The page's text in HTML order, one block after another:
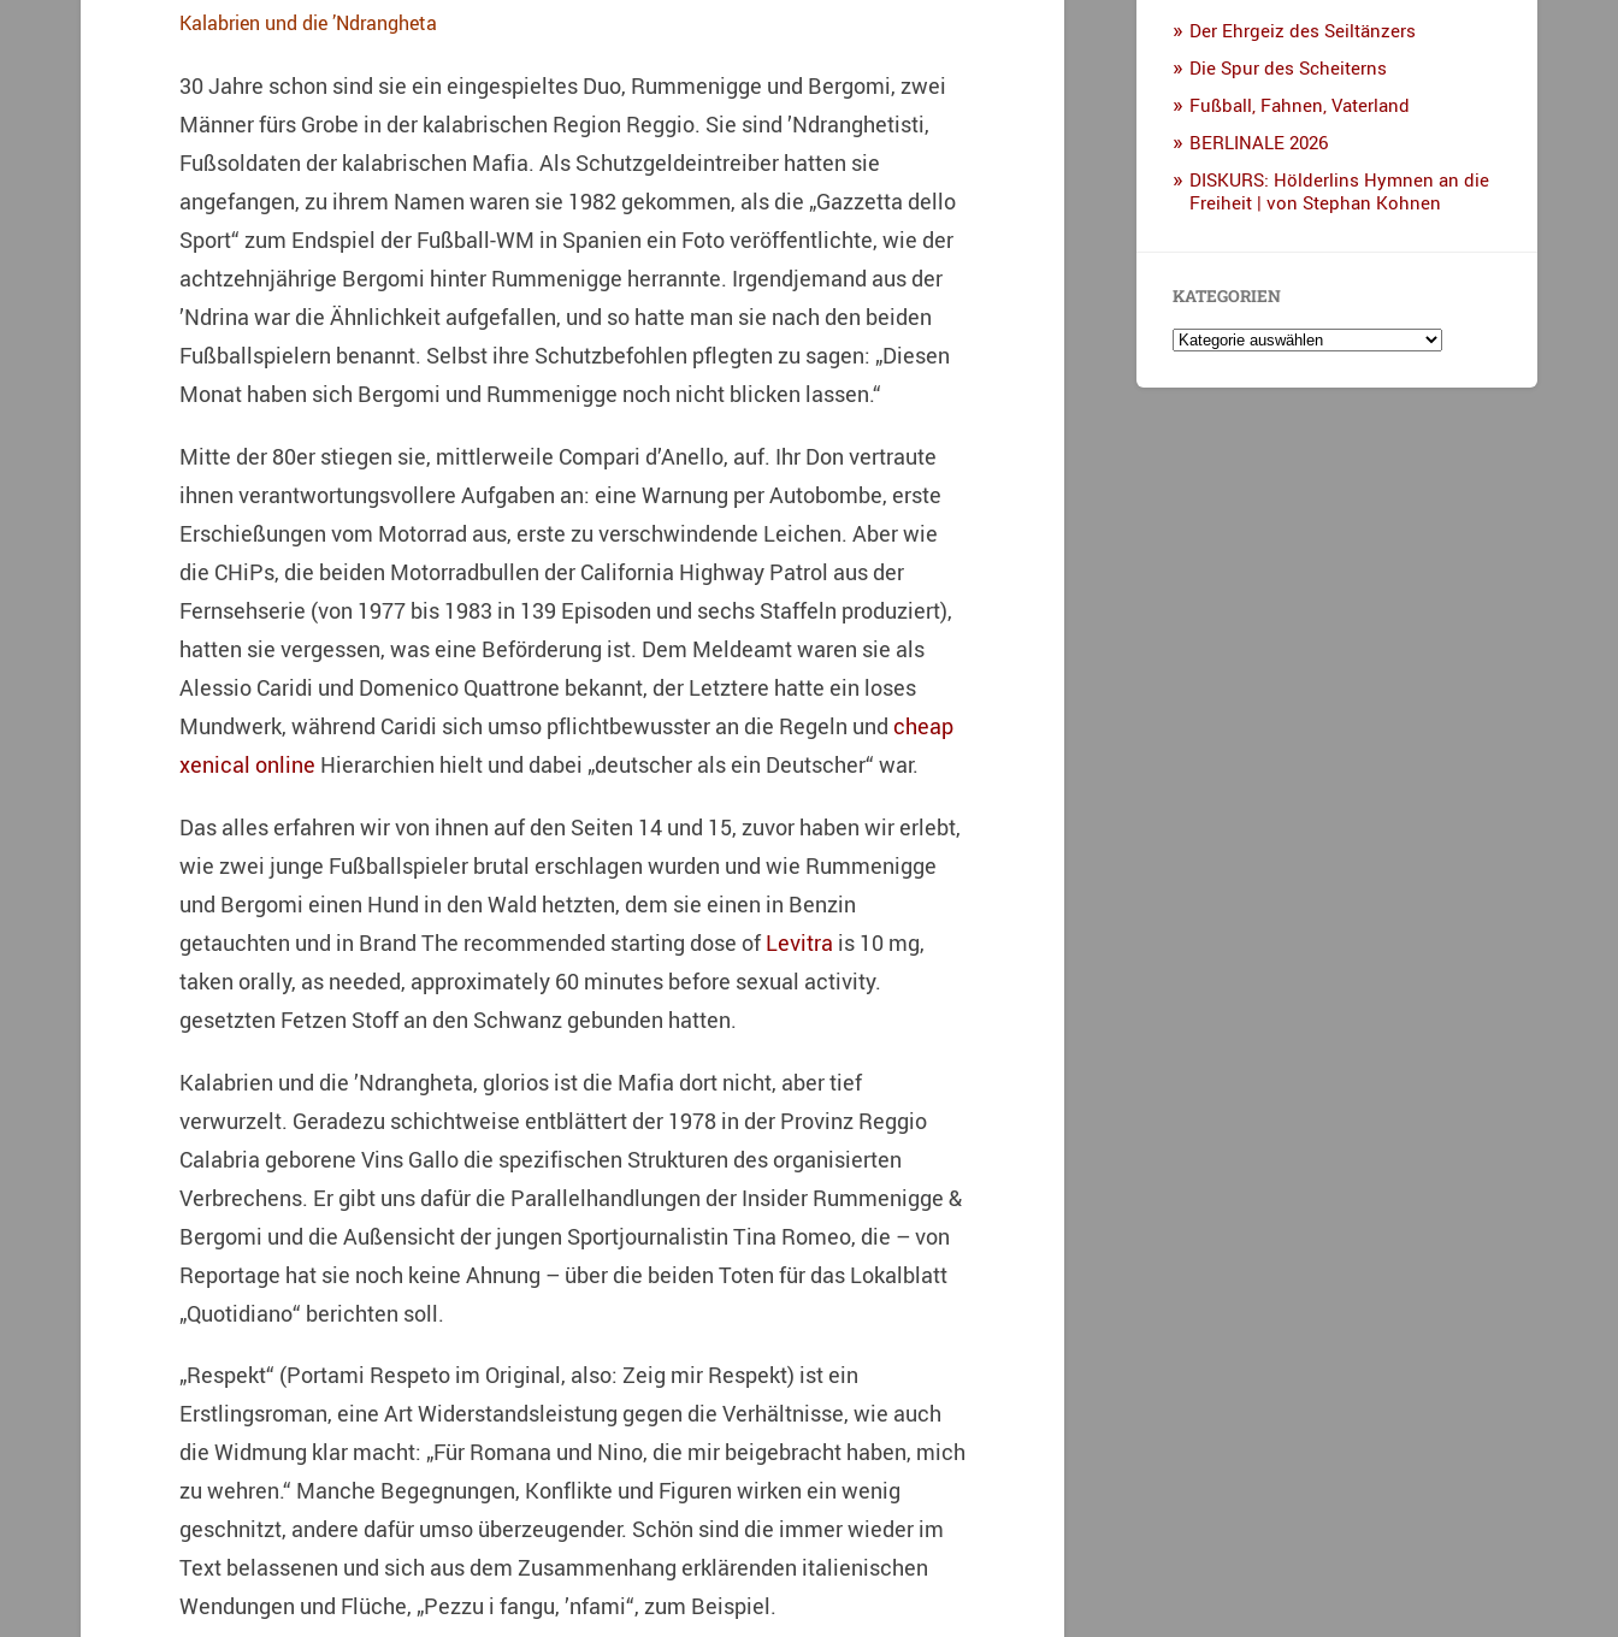
Kalabrien und die ’Ndrangheta
30 Jahre schon sind sie ein eingespieltes Duo, Rummenigge und Bergomi, zwei
Männer fürs Grobe in der kalabrischen Region Reggio. Sie sind ’Ndranghetisti,
Fußsoldaten der kalabrischen Mafia. Als Schutzgeldeintreiber hatten sie
angefangen, zu ihrem Namen waren sie 1982 gekommen, als die „Gazzetta dello
Sport“ zum Endspiel der Fußball-WM in Spanien ein Foto veröffentlichte, wie der
achtzehnjährige Bergomi hinter Rummenigge herrannte. Irgendjemand aus der
’Ndrina war die Ähnlichkeit aufgefallen, und so hatte man sie nach den beiden
Fußballspielern benannt. Selbst ihre Schutzbefohlen pflegten zu sagen: „Diesen
Monat haben sich Bergomi und Rummenigge noch nicht blicken lassen.“
Mitte der 80er stiegen sie, mittlerweile Compari d’Anello, auf. Ihr Don vertraute
ihnen verantwortungsvollere Aufgaben an: eine Warnung per Autobombe, erste
Erschießungen vom Motorrad aus, erste zu verschwindende Leichen. Aber wie
die CHiPs, die beiden Motorradbullen der California Highway Patrol aus der
Fernsehserie (von 1977 bis 1983 in 139 Episoden und sechs Staffeln produziert),
hatten sie vergessen, was eine Beförderung ist. Dem Meldeamt waren sie als
Alessio Caridi und Domenico Quattrone bekannt, der Letztere hatte ein loses
Mundwerk, während Caridi sich umso pflichtbewusster an die Regeln und cheap
xenical online Hierarchien hielt und dabei „deutscher als ein Deutscher“ war.
Das alles erfahren wir von ihnen auf den Seiten 14 und 15, zuvor haben wir erlebt,
wie zwei junge Fußballspieler brutal erschlagen wurden und wie Rummenigge
und Bergomi einen Hund in den Wald hetzten, dem sie einen in Benzin
getauchten und in Brand The recommended starting dose ofLevitra is 10 mg,
taken orally, as needed, approximately 60 minutes before sexual activity.
gesetzten Fetzen Stoff an den Schwanz gebunden hatten.
Kalabrien und die ’Ndrangheta, glorios ist die Mafia dort nicht, aber tief
verwurzelt. Geradezu schichtweise entblättert der 1978 in der Provinz Reggio
Calabria geborene Vins Gallo die spezifischen Strukturen des organisierten
Verbrechens. Er gibt uns dafür die Parallelhandlungen der Insider Rummenigge &
Bergomi und die Außensicht der jungen Sportjournalistin Tina Romeo, die – von
Reportage hat sie noch keine Ahnung – über die beiden Toten für das Lokalblatt
„Quotidiano“ berichten soll.
„Respekt“ (Portami Respeto im Original, also: Zeig mir Respekt) ist ein
Erstlingsroman, eine Art Widerstandsleistung gegen die Verhältnisse, wie auch
die Widmung klar macht: „Für Romana und Nino, die mir beigebracht haben, mich
zu wehren.“ Manche Begegnungen, Konflikte und Figuren wirken ein wenig
geschnitzt, andere dafür umso überzeugender. Schön sind die immer wieder im
Text belassenen und sich aus dem Zusammenhang erklärenden italienischen
Wendungen und Flüche, „Pezzu i fangu, ’nfami“, zum Beispiel.
Der Ehrgeiz des Seiltänzers
Die Spur des Scheiterns
Fußball, Fahnen, Vaterland
BERLINALE 2026
DISKURS: Hölderlins Hymnen an die
Freiheit | von Stephan Kohnen
KATEGORIEN